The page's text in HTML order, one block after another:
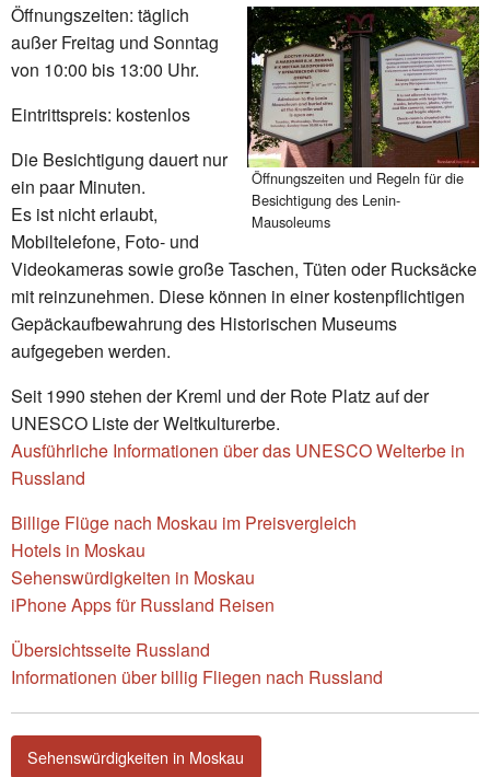
Öffnungszeiten und Regeln für die
Besichtigung des Lenin-
Mausoleums
Öffnungszeiten: täglich
außer Freitag und Sonntag
von 10:00 bis 13:00 Uhr.
Eintrittspreis: kostenlos
Die Besichtigung dauert nur
ein paar Minuten.
Es ist nicht erlaubt,
Mobiltelefone, Foto- und
Videokameras sowie große Taschen, Tüten oder Rucksäcke
mit reinzunehmen. Diese können in einer kostenpflichtigen
Gepäckaufbewahrung des Historischen Museums
aufgegeben werden.
Seit 1990 stehen der Kreml und der Rote Platz auf der
UNESCO Liste der Weltkulturerbe.
Ausführliche Informationen über das UNESCO Welterbe in
Russland
Billige Flüge nach Moskau im Preisvergleich
Hotels in Moskau
Sehenswürdigkeiten in Moskau
iPhone Apps für Russland Reisen
Übersichtsseite Russland
Informationen über billig Fliegen nach Russland
Sehenswürdigkeiten in Moskau